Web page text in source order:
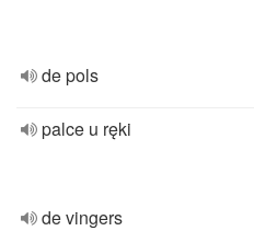
de pols
palce u ręki
de vingers